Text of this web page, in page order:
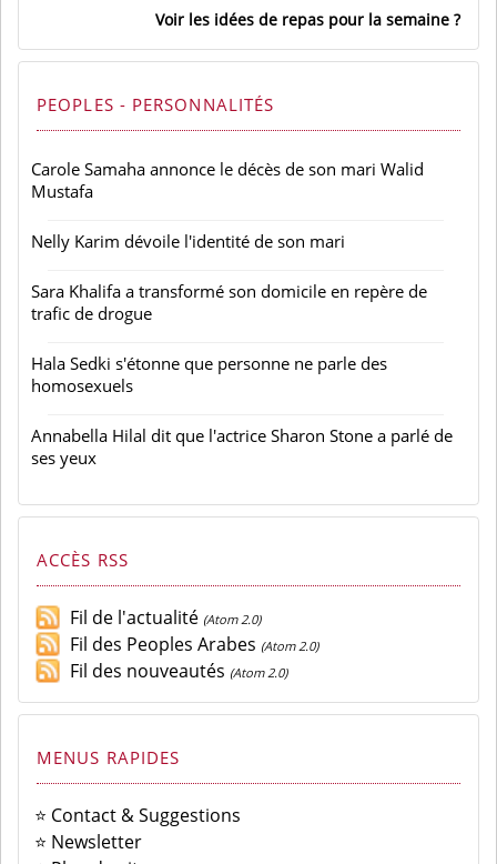
Voir les idées de repas pour la semaine
PEOPLES - PERSONNALITÉS
Carole Samaha annonce le décès de son mari Walid
Mustafa
Nelly Karim dévoile l'identité de son mari
Sara Khalifa a transformé son domicile en repère de
trafic de drogue
Hala Sedki s'étonne que personne ne parle des
homosexuels
Annabella Hilal dit que l'actrice Sharon Stone a parlé de
ses yeux
ACCÈS RSS
Fil de l'actualité (Atom 2.0)
Fil des Peoples Arabes (Atom 2.0)
Fil des nouveautés (Atom 2.0)
MENUS RAPIDES
⭐ Contact & Suggestions
⭐ Newsletter